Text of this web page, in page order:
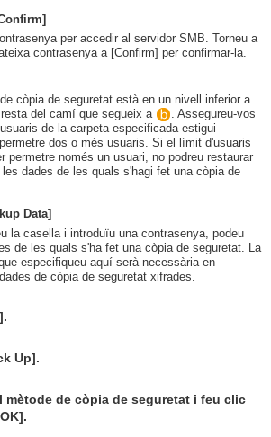
per accedir al servidor SMB. Torneu a
contrasenya a [Confirm] per confirmar-la.
còpia de seguretat està en un nivell inferior a
del camí que segueix a
. Assegureu-vos
de la carpeta especificada estigui
dos o més usuaris. Si el límit d'usuaris
permetre només un usuari, no podreu restaurar
dades de les quals s'hagi fet una còpia de
Data]
la casella i introduïu una contrasenya, podeu
de les quals s'ha fet una còpia de seguretat. La
especifiqueu aquí serà necessària en
de còpia de seguretat xifrades.
Up].
mètode de còpia de seguretat i feu clic